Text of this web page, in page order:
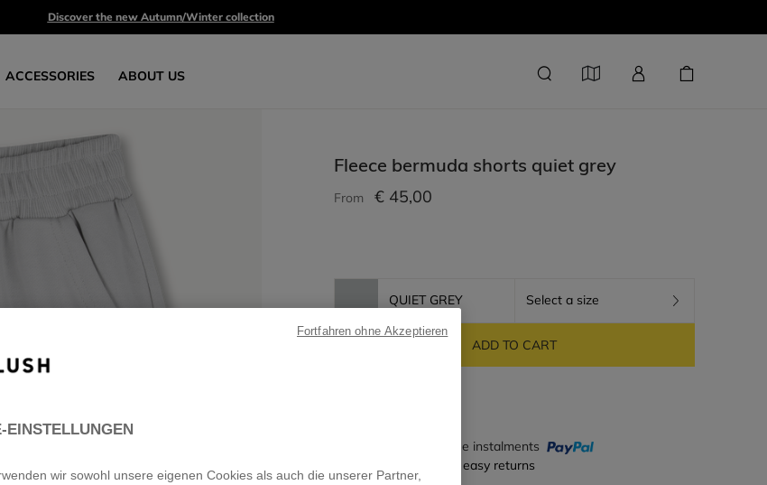
Discover the new Autumn/Winter collection
ACCESSORIES ABOUT US
Fleece bermuda shorts quiet grey
From € 45,00
QUIET GREY Select a size
ADD TO CART
Pay in 4 interest-free instalments
🔒 Secure payment & easy returns
EINSTELLUNGEN
wir sowohl unsere eigenen Cookies als auch die unserer Partner,
Fortfahren ohne Akzeptieren